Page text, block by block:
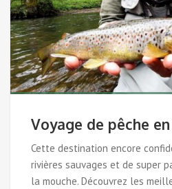
Voyage de pêche
Cette destination encore
rivières sauvages et de super
la mouche. Découvrez les